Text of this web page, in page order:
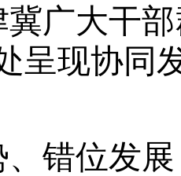
广大干
呈现协同
、错位发